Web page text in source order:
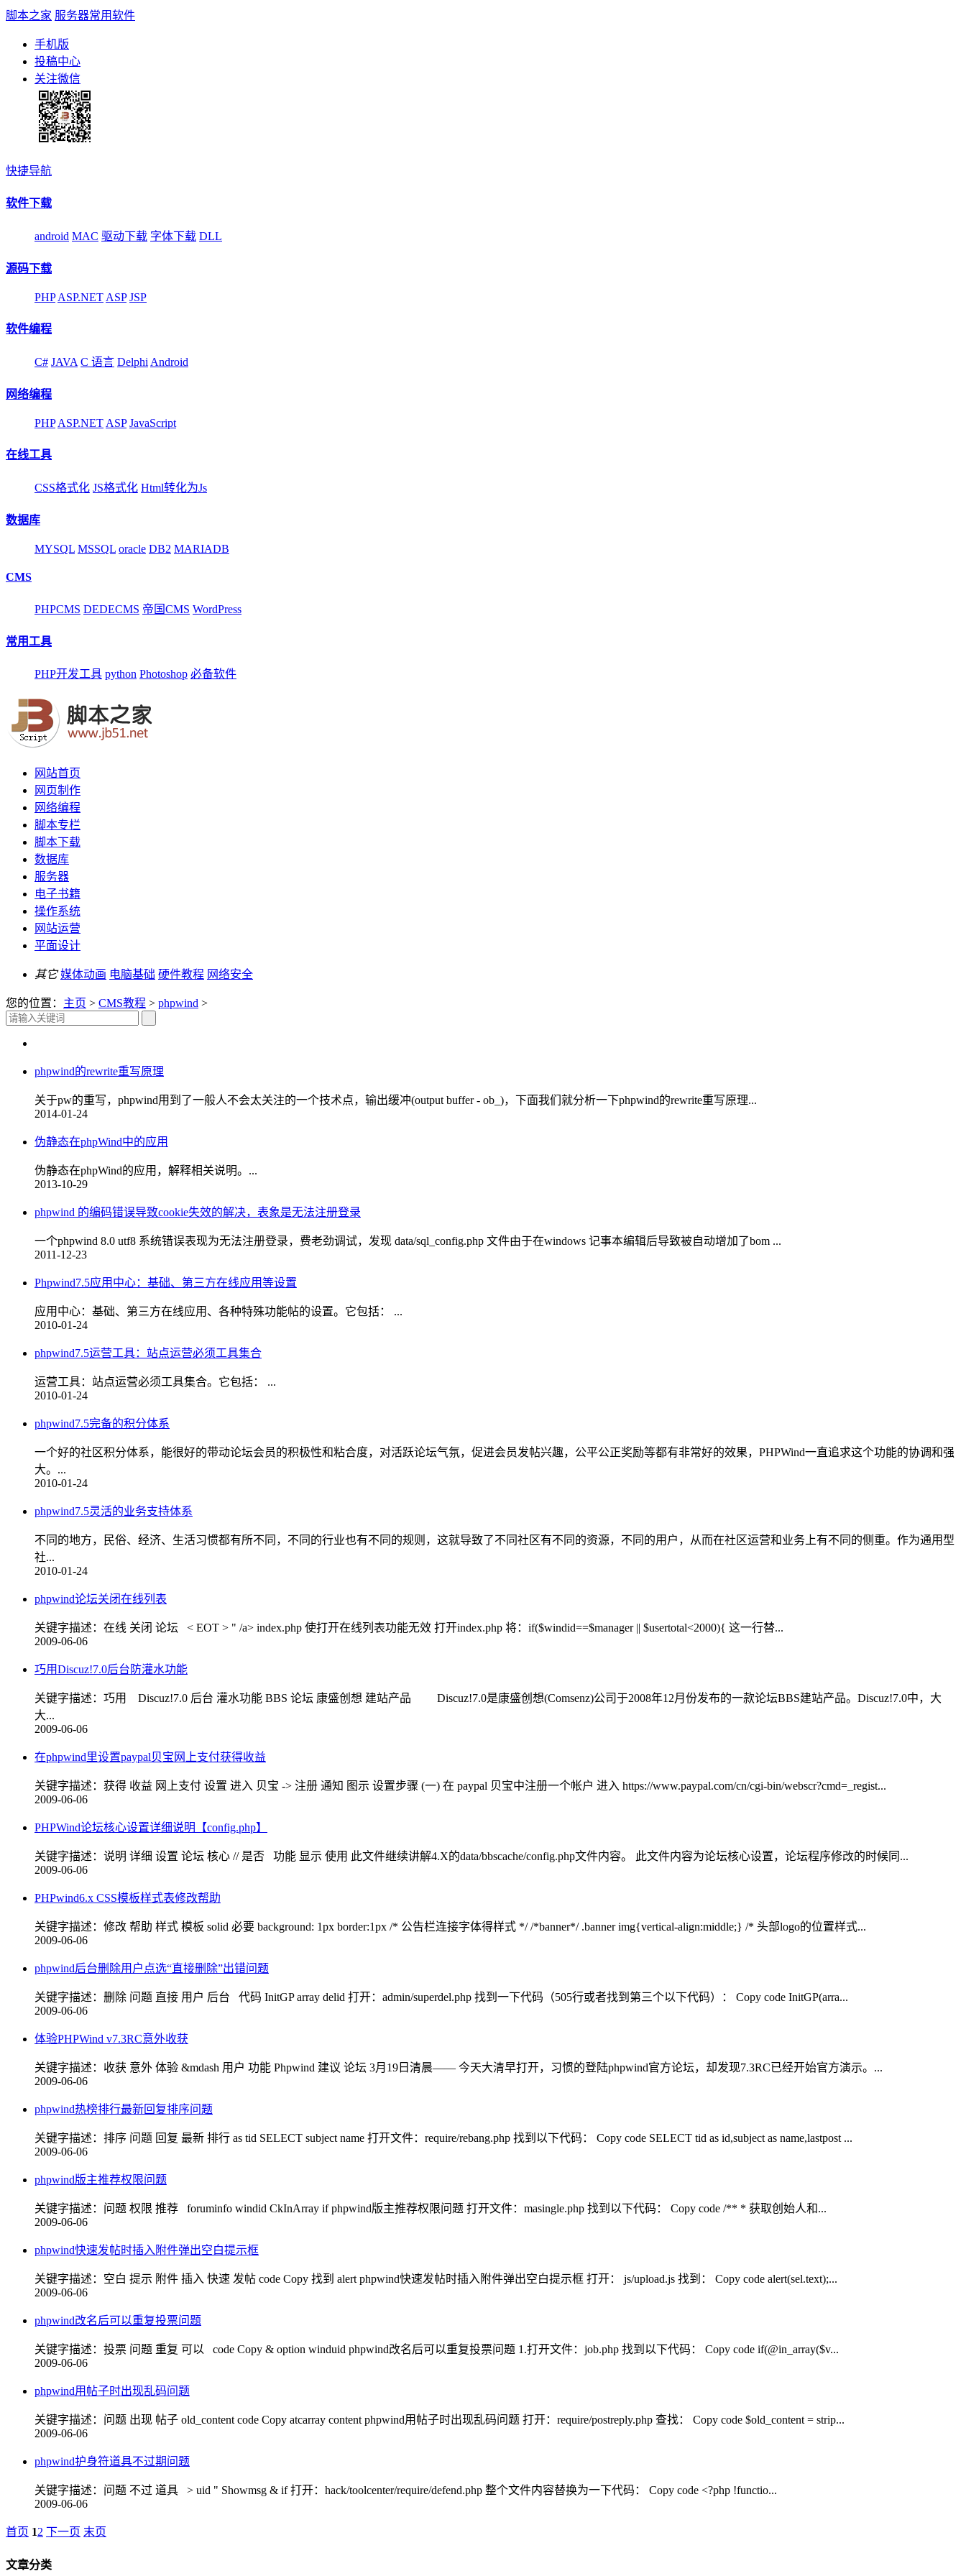
脚本之家 服务器常用软件
手机版
投稿中心
关注微信
快捷导航
软件下载
android MAC 驱动下载 字体下载 DLL
源码下载
PHP ASP.NET ASP JSP
软件编程
C# JAVA C 语言 Delphi Android
网络编程
PHP ASP.NET ASP JavaScript
在线工具
CSS格式化 JS格式化 Html转化为Js
数据库
MYSQL MSSQL oracle DB2 MARIADB
CMS
PHPCMS DEDECMS 帝国CMS WordPress
常用工具
PHP开发工具 python Photoshop 必备软件
网站首页
网页制作
网络编程
脚本专栏
脚本下载
数据库
服务器
电子书籍
操作系统
网站运营
平面设计
其它 媒体动画 电脑基础 硬件教程 网络安全
您的位置： 主页 > CMS教程 > phpwind >
phpwind的rewrite重写原理
关于pw的重写，phpwind用到了一般人不会太关注的一个技术点，输出缓冲(output buffer - ob_)，下面我们就分析一下phpwind的rewrite重写原理...
2014-01-24
伪静态在phpWind中的应用
伪静态在phpWind的应用，解释相关说明。...
2013-10-29
phpwind 的编码错误导致cookie失效的解决，表象是无法注册登录
一个phpwind 8.0 utf8 系统错误表现为无法注册登录，费老劲调试，发现 data/sql_config.php 文件由于在windows 记事本编辑后导致被自动增加了bom ...
2011-12-23
Phpwind7.5应用中心：基础、第三方在线应用等设置
应用中心：基础、第三方在线应用、各种特殊功能帖的设置。它包括： ...
2010-01-24
phpwind7.5运营工具：站点运营必须工具集合
运营工具：站点运营必须工具集合。它包括： ...
2010-01-24
phpwind7.5完备的积分体系
一个好的社区积分体系，能很好的带动论坛会员的积极性和粘合度，对活跃论坛气氛，促进会员发帖兴趣，公平公正奖励等都有非常好的效果，PHPWind一直追求这个功能的协调和强
大。...
2010-01-24
phpwind7.5灵活的业务支持体系
不同的地方，民俗、经济、生活习惯都有所不同，不同的行业也有不同的规则，这就导致了不同社区有不同的资源，不同的用户，从而在社区运营和业务上有不同的侧重。作为通用型
社...
2010-01-24
phpwind论坛关闭在线列表
关键字描述：在线 关闭 论坛 < EOT > " /a> index.php 使打开在线列表功能无效 打开index.php 将：if($windid==$manager || $usertotal<2000){ 这一行替...
2009-06-06
巧用Discuz!7.0后台防灌水功能
关键字描述：巧用 Discuz!7.0 后台 灌水功能 BBS 论坛 康盛创想 建站产品 Discuz!7.0是康盛创想(Comsenz)公司于2008年12月份发布的一款论坛BBS建站产品。Discuz!7.0中，大
大...
2009-06-06
在phpwind里设置paypal贝宝网上支付获得收益
关键字描述：获得 收益 网上支付 设置 进入 贝宝 -> 注册 通知 图示 设置步骤 (一) 在 paypal 贝宝中注册一个帐户 进入 https://www.paypal.com/cn/cgi-bin/webscr?cmd=_regist...
2009-06-06
PHPWind论坛核心设置详细说明【config.php】
关键字描述：说明 详细 设置 论坛 核心 // 是否 功能 显示 使用 此文件继续讲解4.X的data/bbscache/config.php文件内容。 此文件内容为论坛核心设置，论坛程序修改的时候同...
2009-06-06
PHPwind6.x CSS模板样式表修改帮助
关键字描述：修改 帮助 样式 模板 solid 必要 background: 1px border:1px /* 公告栏连接字体得样式 */ /*banner*/ .banner img{vertical-align:middle;} /* 头部logo的位置样式...
2009-06-06
phpwind后台删除用户点选“直接删除”出错问题
关键字描述：删除 问题 直接 用户 后台 代码 InitGP array delid 打开：admin/superdel.php 找到一下代码（505行或者找到第三个以下代码）： Copy code InitGP(arra...
2009-06-06
体验PHPWind v7.3RC意外收获
关键字描述：收获 意外 体验 &mdash 用户 功能 Phpwind 建议 论坛 3月19日清晨—— 今天大清早打开，习惯的登陆phpwind官方论坛，却发现7.3RC已经开始官方演示。...
2009-06-06
phpwind热榜排行最新回复排序问题
关键字描述：排序 问题 回复 最新 排行 as tid SELECT subject name 打开文件：require/rebang.php 找到以下代码： Copy code SELECT tid as id,subject as name,lastpost ...
2009-06-06
phpwind版主推荐权限问题
关键字描述：问题 权限 推荐 foruminfo windid CkInArray if phpwind版主推荐权限问题 打开文件：masingle.php 找到以下代码： Copy code /** * 获取创始人和...
2009-06-06
phpwind快速发帖时插入附件弹出空白提示框
关键字描述：空白 提示 附件 插入 快速 发帖 code Copy 找到 alert phpwind快速发帖时插入附件弹出空白提示框 打开： js/upload.js 找到： Copy code alert(sel.text);...
2009-06-06
phpwind改名后可以重复投票问题
关键字描述：投票 问题 重复 可以 code Copy & option winduid phpwind改名后可以重复投票问题 1.打开文件：job.php 找到以下代码： Copy code if(@in_array($v...
2009-06-06
phpwind用帖子时出现乱码问题
关键字描述：问题 出现 帖子 old_content code Copy atcarray content phpwind用帖子时出现乱码问题 打开：require/postreply.php 查找： Copy code $old_content = strip...
2009-06-06
phpwind护身符道具不过期问题
关键字描述：问题 不过 道具 > uid " Showmsg & if 打开：hack/toolcenter/require/defend.php 整个文件内容替换为一下代码： Copy code <?php !functio...
2009-06-06
首页 12 下一页 末页
文章分类